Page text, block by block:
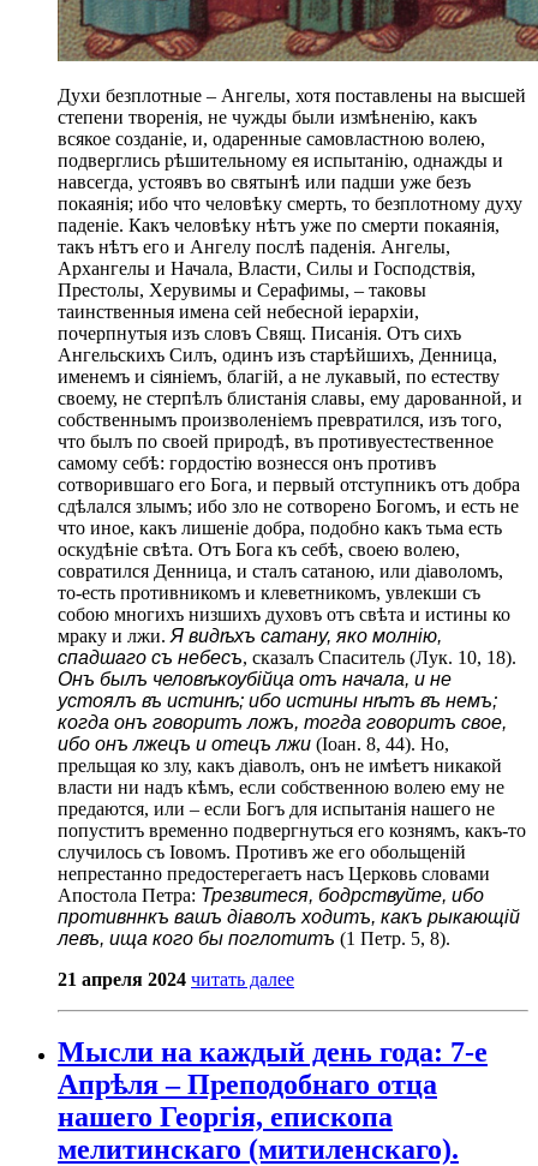
Духи безплотные – Ангелы, хотя поставлены на высшей
степени творенія, не чужды были измѣненію, какъ
всякое созданіе, и, одаренные самовластною волею,
подверглись рѣшительному ея испытанію, однажды и
навсегда, устоявъ во святынѣ или падши уже безъ
покаянія; ибо что человѣку смерть, то безплотному духу
паденіе. Какъ человѣку нѣтъ уже по смерти покаянія,
такъ нѣтъ его и Ангелу послѣ паденія. Ангелы,
Архангелы и Начала, Власти, Силы и Господствія,
Престолы, Херувимы и Серафимы, – таковы
таинственныя имена сей небесной іерархіи,
почерпнутыя изъ словъ Свящ. Писанія. Отъ сихъ
Ангельскихъ Силъ, одинъ изъ старѣйшихъ, Денница,
именемъ и сіяніемъ, благій, а не лукавый, по естеству
своему, не стерпѣлъ блистанія славы, ему дарованной, и
собственнымъ произволеніемъ превратился, изъ того,
что былъ по своей природѣ, въ противуестественное
самому себѣ: гордостію вознесся онъ противъ
сотворившаго его Бога, и первый отступникъ отъ добра
сдѣлался злымъ; ибо зло не сотворено Богомъ, и есть не
что иное, какъ лишеніе добра, подобно какъ тьма есть
оскудѣніе свѣта. Отъ Бога къ себѣ, своею волею,
совратился Денница, и сталъ сатаною, или діаволомъ,
то-есть противникомъ и клеветникомъ, увлекши съ
собою многихъ низшихъ духовъ отъ свѣта и истины ко
мраку и лжи. Я видѣхъ сатану, яко молнію,
спадшаго съ небесъ, сказалъ Спаситель (Лук. 10, 18).
Онъ былъ человѣкоубійца отъ начала, и не
устоялъ въ истинѣ; ибо истины нѣтъ въ немъ;
когда онъ говоритъ ложъ, тогда говоритъ свое,
ибо онъ лжецъ и отецъ лжи (Іоан. 8, 44). Но,
прельщая ко злу, какъ діаволъ, онъ не имѣетъ никакой
власти ни надъ кѣмъ, если собственною волею ему не
предаются, или – если Богъ для испытанія нашего не
попуститъ временно подвергнуться его кознямъ, какъ-то
случилось съ Іовомъ. Противъ же его обольщеній
непрестанно предостерегаетъ насъ Церковь словами
Апостола Петра: Трезвитеся, бодрствуйте, ибо
противннкъ вашъ діаволъ ходитъ, какъ рыкающій
левъ, ища кого бы поглотитъ (1 Петр. 5, 8).
21 апреля 2024 читать далее
Мысли на каждый день года: 7-е
Апрѣля – Преподобнаго отца
нашего Георгія, епископа
мелитинскаго (митиленскаго).